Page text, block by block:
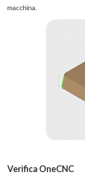
macchina.
Verifica OneCNC